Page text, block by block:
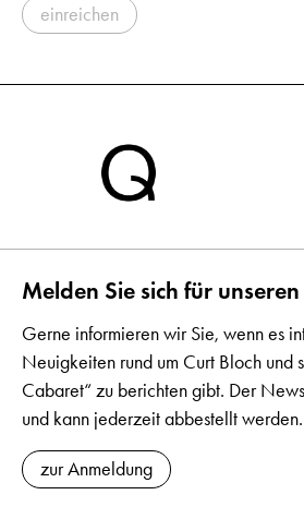
einreichen
Melden Sie sich für
Gerne informieren wir Sie, wenn es
Neuigkeiten rund um Curt Bloch und
Cabaret“ zu berichten gibt. Der
und kann jederzeit abbestellt werden.
zur Anmeldung